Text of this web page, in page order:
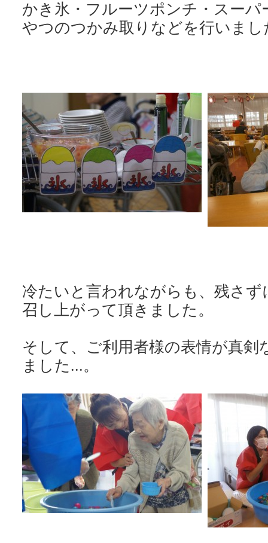
かき氷・フルーツポンチ・スー
やつのつかみ取りなどを行いまし
冷たいと言われながらも、残さ
召し上がって頂きました。
そして、ご利用者様の表情が真剣
ました...。